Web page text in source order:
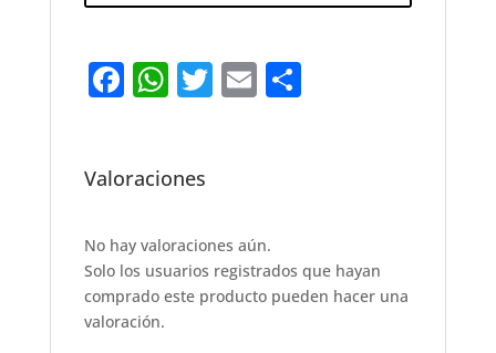
F
e
o
o
k
W
s
p
p
T E S
Valoraciones
No hay valoraciones aún.
Solo los usuarios registrados que hayan
comprado este producto pueden hacer una
valoración.